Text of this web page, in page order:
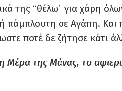
της “θέλω” για χάρη
πάμπλουτη σε Αγάπη. Και
ποτέ δε ζήτησε κάτι
Μέρα της Μάνας, το